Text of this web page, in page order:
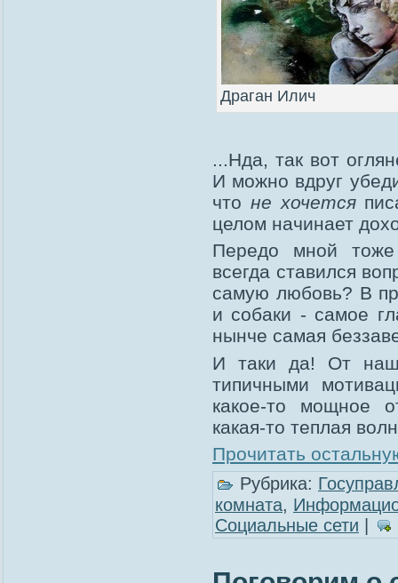
Драган Илич
...Нда, так вот
И можно вдруг
что не хочется
целом начинает
Передо мной
всегда ставился
самую любовь? В
и собаки - самое
нынче самая
И таки да! От
типичными
какое-то мощное
какая-то теплая
Прочитать
Рубрика:
комната,
Социальные сети |